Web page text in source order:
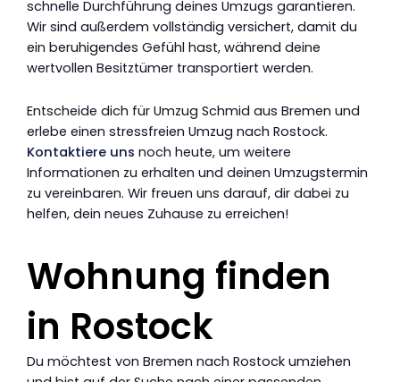
schnelle Durchführung deines Umzugs garantieren.
Wir sind außerdem vollständig versichert, damit du
ein beruhigendes Gefühl hast, während deine
wertvollen Besitztümer transportiert werden.
Entscheide dich für Umzug Schmid aus Bremen und
erlebe einen stressfreien Umzug nach Rostock.
Kontaktiere uns noch heute, um weitere
Informationen zu erhalten und deinen Umzugstermin
zu vereinbaren. Wir freuen uns darauf, dir dabei zu
helfen, dein neues Zuhause zu erreichen!
Wohnung finden
in Rostock
Du möchtest von Bremen nach Rostock umziehen